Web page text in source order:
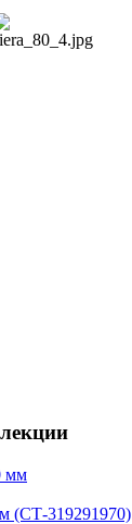
(СТ-319291970)